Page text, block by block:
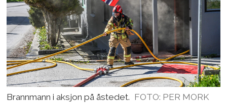
Brannmann i aksjon på åstedet. FOTO: PER MORK